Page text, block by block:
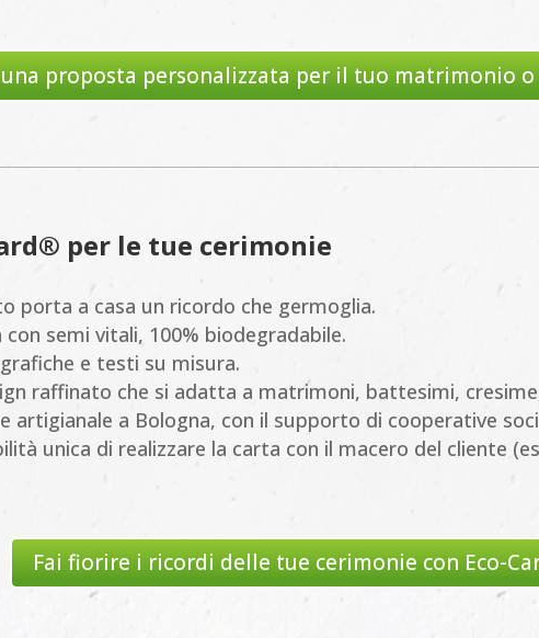
proposta personalizzata per il tuo matrimonio
per le tue cerimonie
porta a casa un ricordo che germoglia.
semi vitali, 100% biodegradabile.
e testi su misura.
raffinato che si adatta a matrimoni, battesimi,
artigianale a Bologna, con il supporto di cooperative
unica di realizzare la carta con il macero del cliente
Fai fiorire i ricordi delle tue cerimonie con Eco-